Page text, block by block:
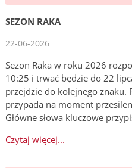
SEZON RAKA
22-06-2026
Sezon Raka w roku 2026
10:25 i trwać będzie do 22
przejdzie do kolejnego znaku.
przypada na moment
Główne słowa kluczowe
Czytaj więcej...